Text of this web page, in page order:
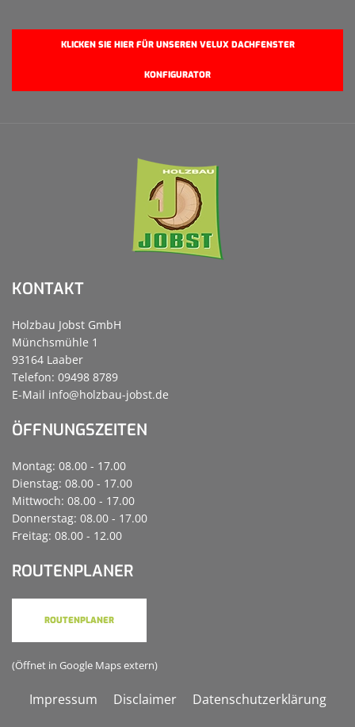
KLICKEN SIE HIER FÜR UNSEREN VELUX DACHFENSTER
KONFIGURATOR
KONTAKT
Holzbau Jobst GmbH
Münchsmühle 1
93164 Laaber
Telefon: 09498 8789
E-Mail info@holzbau-jobst.de
ÖFFNUNGSZEITEN
Montag: 08.00 - 17.00
Dienstag: 08.00 - 17.00
Mittwoch: 08.00 - 17.00
Donnerstag: 08.00 - 17.00
Freitag: 08.00 - 12.00
ROUTENPLANER
ROUTENPLANER
(Öffnet in Google Maps extern)
Impressum Disclaimer Datenschutzerklärung